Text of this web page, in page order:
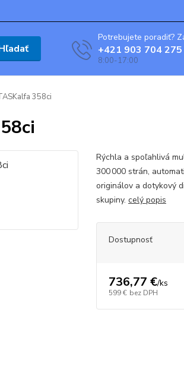
Potrebujete poradiť?
+421 903 704 275
8:00-17:00
358ci
Rýchla a spoľahlivá
300 000 strán,
originálov a dotykový
skupiny. celý popis
Dostupnosť
736,77 €/ks
599 € bez DPH